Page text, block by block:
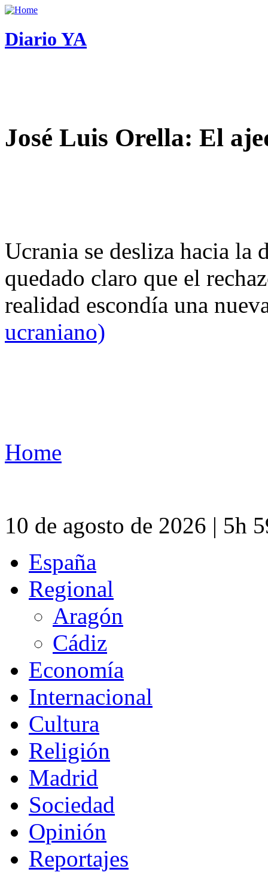
Diario YA
José Luis Orella: El
Ucrania se desliza hacia
quedado claro que el
realidad escondía una
ucraniano)
Home
10 de agosto de 2026 | 5h
España
Regional
Aragón
Cádiz
Economía
Internacional
Cultura
Religión
Madrid
Sociedad
Opinión
Reportajes